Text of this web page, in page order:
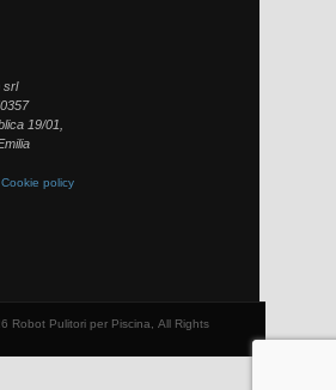
srl
19/01,
Cookie policy
Robot Pulitori per Piscina, All Rights